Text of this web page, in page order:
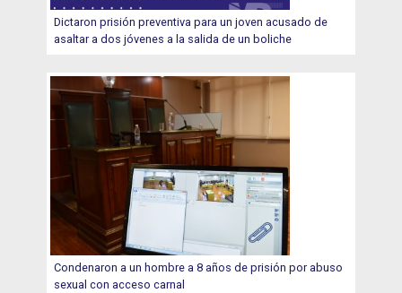
Dictaron prisión preventiva para un joven acusado de
asaltar a dos jóvenes a la salida de un boliche
Condenaron a un hombre a 8 años de prisión por abuso
sexual con acceso carnal